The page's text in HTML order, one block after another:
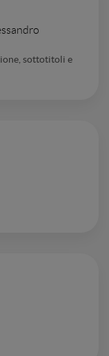
sottotitoli e